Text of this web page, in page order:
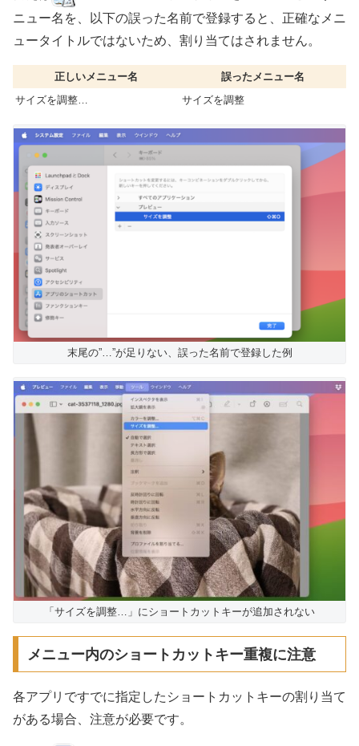
ニュー名を、以下の誤った名前で登録すると、正確なメニ
ュータイトルではないため、割り当てはされません。
正しいメニュー名
誤ったメニュー名
サイズを調整…
サイズを調整
末尾の”…”が足りない、誤った名前で登録した例
「サイズを調整…」にショートカットキーが追加されない
メニュー内のショートカットキー重複に注意
各アプリですでに指定したショートカットキーの割り当て
がある場合、注意が必要です。